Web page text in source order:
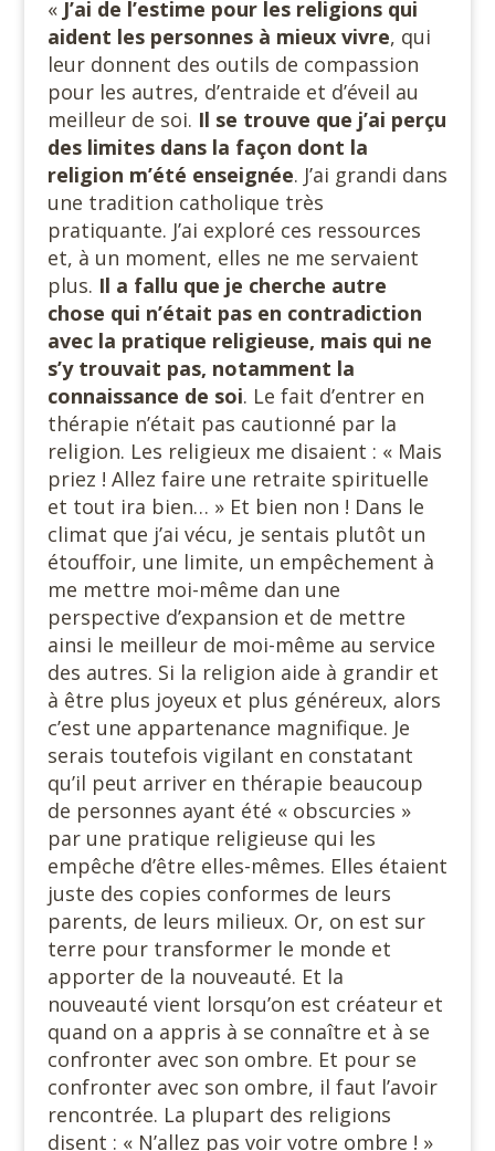
« J’ai de l’estime pour les religions qui
aident les personnes à mieux vivre, qui
leur donnent des outils de compassion
pour les autres, d’entraide et d’éveil au
meilleur de soi. Il se trouve que j’ai perçu
des limites dans la façon dont la
religion m’été enseignée. J’ai grandi dans
une tradition catholique très
pratiquante. J’ai exploré ces ressources
et, à un moment, elles ne me servaient
plus. Il a fallu que je cherche autre
chose qui n’était pas en contradiction
avec la pratique religieuse, mais qui ne
s’y trouvait pas, notamment la
connaissance de soi. Le fait d’entrer en
thérapie n’était pas cautionné par la
religion. Les religieux me disaient : « Mais
priez ! Allez faire une retraite spirituelle
et tout ira bien… » Et bien non ! Dans le
climat que j’ai vécu, je sentais plutôt un
étouffoir, une limite, un empêchement à
me mettre moi-même dan une
perspective d’expansion et de mettre
ainsi le meilleur de moi-même au service
des autres. Si la religion aide à grandir et
à être plus joyeux et plus généreux, alors
c’est une appartenance magnifique. Je
serais toutefois vigilant en constatant
qu’il peut arriver en thérapie beaucoup
de personnes ayant été « obscurcies »
par une pratique religieuse qui les
empêche d’être elles-mêmes. Elles étaient
juste des copies conformes de leurs
parents, de leurs milieux. Or, on est sur
terre pour transformer le monde et
apporter de la nouveauté. Et la
nouveauté vient lorsqu’on est créateur et
quand on a appris à se connaître et à se
confronter avec son ombre. Et pour se
confronter avec son ombre, il faut l’avoir
rencontrée. La plupart des religions
disent : « N’allez pas voir votre ombre ! »